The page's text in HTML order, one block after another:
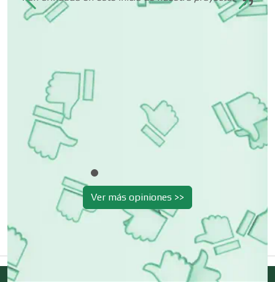
Dermatólogos
Desarrollo de Software
Desperdicios Industriales
Dulcerías
Ver más opiniones >>